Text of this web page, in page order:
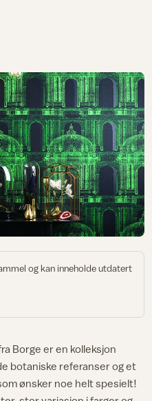
og kan inneholde utdatert
Borge er en kolleksjon
botaniske referanser og et
ønsker noe helt spesielt!